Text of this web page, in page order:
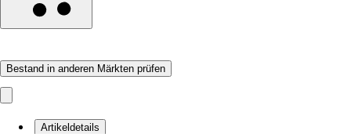
Bestand in anderen Märkten prüfen
Artikeldetails